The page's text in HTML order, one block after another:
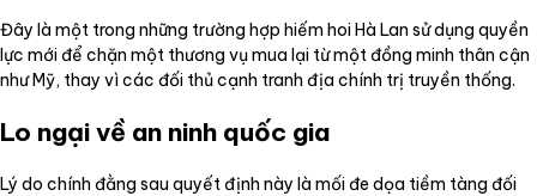
Đây là một trong những trường hợp hiếm hoi Hà Lan sử dụng quyền
lực mới để chặn một thương vụ mua lại từ một đồng minh thân cận
như Mỹ, thay vì các đối thủ cạnh tranh địa chính trị truyền thống.
Lo ngại về an ninh quốc gia
Lý do chính đằng sau quyết định này là mối đe dọa tiềm tàng đối